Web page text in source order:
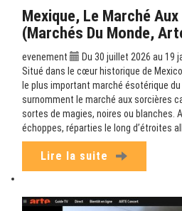
Mexique, Le Marché
(Marchés Du Monde,
evenement
Du 30 juillet 2026 au 19
Situé dans le cœur historique de
le plus important marché ésotérique
surnomment le marché aux sorcières
sortes de magies, noires ou blanches.
échoppes, réparties le long d’étroites
Lire la suite